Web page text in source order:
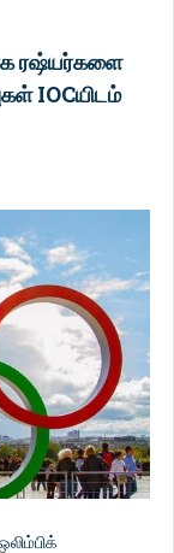
ரஷ்யர்களை
IOCயிடம்